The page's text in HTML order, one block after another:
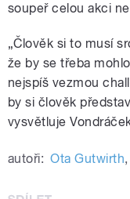
soupeř celou akci
„Člověk si to musí
že by se třeba
nejspíš vezmou
by si člověk
vysvětluje
autoři: Ota Gutwirth,